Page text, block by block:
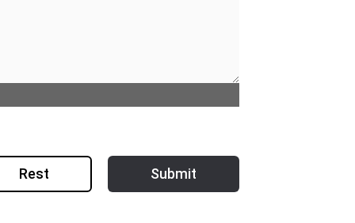
Rest Submit